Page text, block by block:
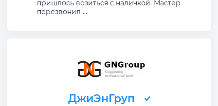
пришлось возиться с наличкой. Мастер
перезвонил ...
ДжиЭнГруп